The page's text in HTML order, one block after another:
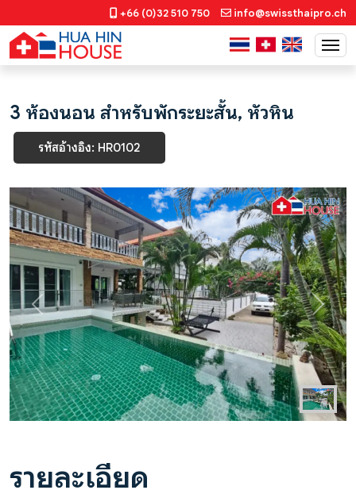
+66 (0)32 510 750 info@swissthaipro.ch
3 ห้องนอน สำหรับพักระยะสั้น, หัวหิน
รหัสอ้างอิง: HR0102
Previous Next
รายละเอียด